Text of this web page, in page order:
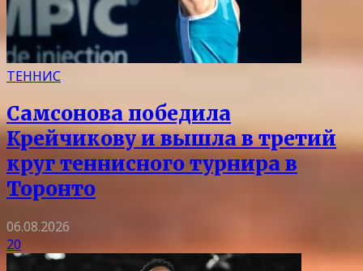
ТЕННИС
Самсонова победила
Крейчикову и вышла в третий
круг теннисного турнира в
Торонто
06.08.2026
20